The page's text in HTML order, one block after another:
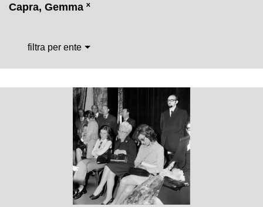
Capra, Gemma ˟
filtra per ente